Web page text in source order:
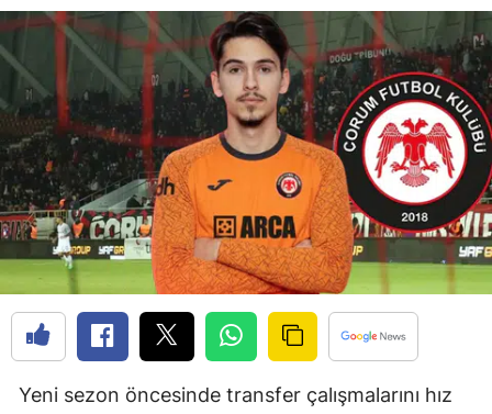
Bolu
Burdur
Bursa
Çanakkale
Çankırı
Denizli
Diyarbakır
Yeni sezon öncesinde transfer çalışmalarını hız